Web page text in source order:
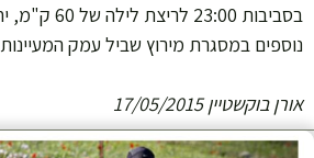
נוספים במסגרת מירוץ שביל עמק המעיינות
אורן בוקשטיין 17/05/2015